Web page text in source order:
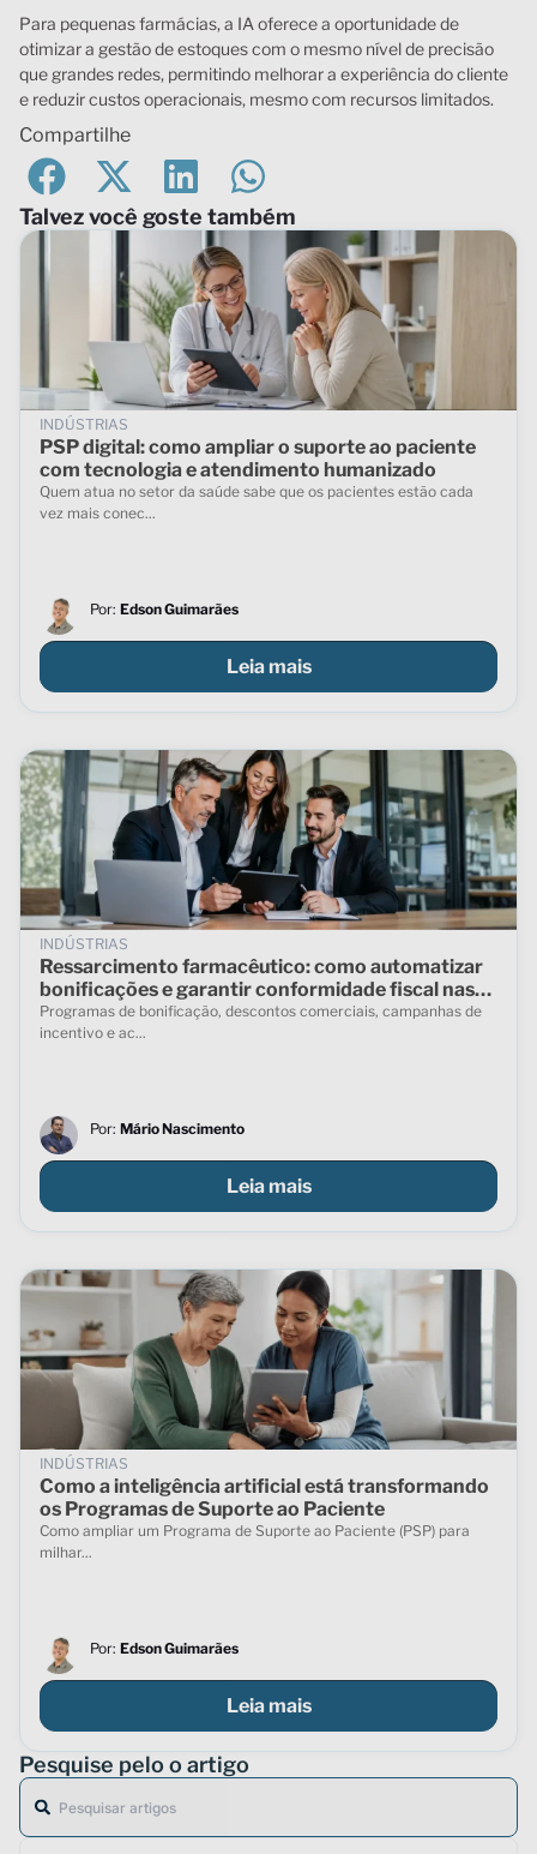
Para pequenas farmácias, a IA oferece a oportunidade de
otimizar a gestão de estoques com o mesmo nível de precisão
que grandes redes, permitindo melhorar a experiência do cliente
e reduzir custos operacionais, mesmo com recursos limitados.
Compartilhe
Talvez você goste também
INDÚSTRIAS
PSP digital: como ampliar o suporte ao paciente
com tecnologia e atendimento humanizado
Quem atua no setor da saúde sabe que os pacientes estão cada
vez mais conec...
Por: Edson Guimarães
Leia mais
INDÚSTRIAS
Ressarcimento farmacêutico: como automatizar
bonificações e garantir conformidade fiscal nas
vendas indiretas
Programas de bonificação, descontos comerciais, campanhas de
incentivo e ac...
Por: Mário Nascimento
Leia mais
INDÚSTRIAS
Como a inteligência artificial está transformando
os Programas de Suporte ao Paciente
Como ampliar um Programa de Suporte ao Paciente (PSP) para
milhar...
Por: Edson Guimarães
Leia mais
Pesquise pelo o artigo